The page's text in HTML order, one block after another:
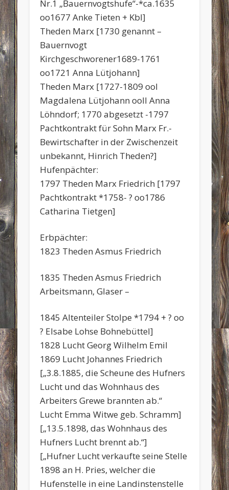
Nr.1 „Bauernvogtshufe“-*ca.1635
oo1677 Anke Tieten + Kbl]
Theden Marx [1730 genannt –
Bauernvogt
Kirchgeschworener1689-1761
oo1721 Anna Lütjohann]
Theden Marx [1727-1809 ooI
Magdalena Lütjohann ooII Anna
Löhndorf; 1770 abgesetzt -1797
Pachtkontrakt für Sohn Marx Fr.-
Bewirtschafter in der Zwischenzeit
unbekannt, Hinrich Theden?]
Hufenpächter:
1797 Theden Marx Friedrich [1797
Pachtkontrakt *1758- ? oo1786
Catharina Tietgen]
Erbpächter:
1823 Theden Asmus Friedrich
1835 Theden Asmus Friedrich
Arbeitsmann, Glaser –
1845 Altenteiler Stolpe *1794 + ? oo
? Elsabe Lohse Bohnebüttel]
1828 Lucht Georg Wilhelm Emil
1869 Lucht Johannes Friedrich
[„3.8.1885, die Scheune des Hufners
Lucht und das Wohnhaus des
Arbeiters Grewe brannten ab.“
Lucht Emma Witwe geb. Schramm]
[„13.5.1898, das Wohnhaus des
Hufners Lucht brennt ab.“]
[„Hufner Lucht verkaufte seine Stelle
1898 an H. Pries, welcher die
Hufenstelle in eine Landinstenstelle